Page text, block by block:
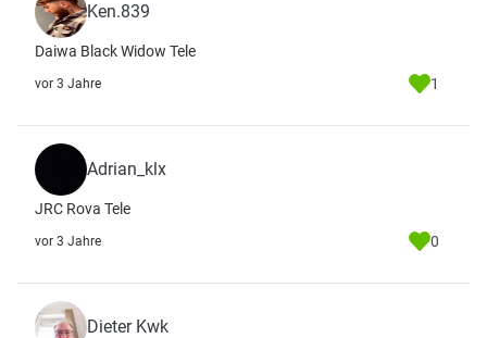
Ken.839
Daiwa Black Widow Tele
vor 3 Jahre 1
Adrian_klx
JRC Rova Tele
vor 3 Jahre 0
Dieter Kwk